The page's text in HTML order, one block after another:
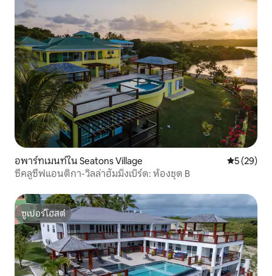
อพาร์ทเมนท์ใน Seatons Village คะแนนเฉลี่
5 (29)
ซีคลูซีฟแอนติกา-วิลล่าฮัมมิ่งเบิร์ด: ห้องชุด B
ซูเปอร์โฮสต์
ซูเปอร์โฮสต์